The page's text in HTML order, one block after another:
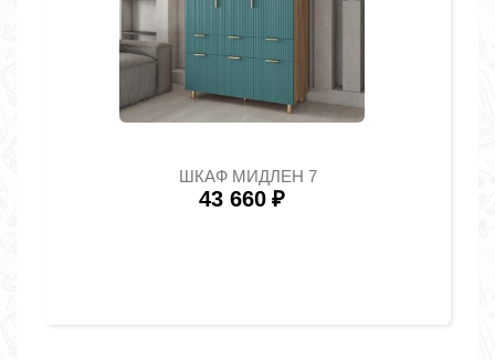
ШКАФ МИДЛЕН 7
43 660 ₽